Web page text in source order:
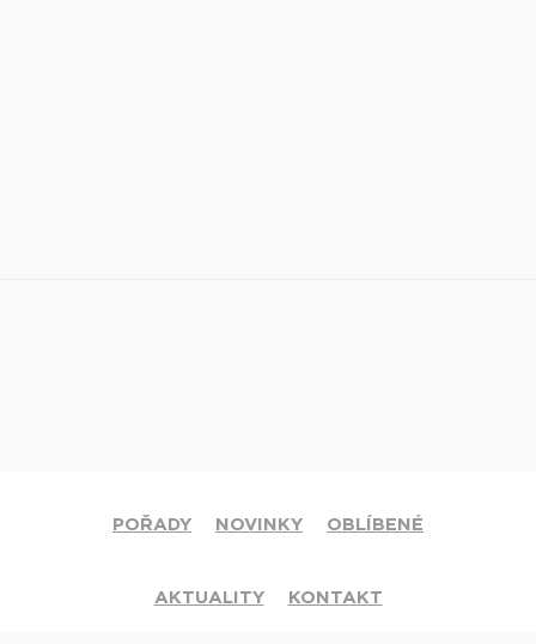
POŘADY NOVINKY OBLÍBENÉ
AKTUALITY KONTAKT